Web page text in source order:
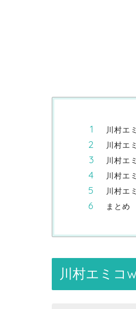
川村エ
川村エ
川村エ
川村エ
川村エ
まとめ
川村エミコ